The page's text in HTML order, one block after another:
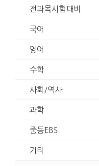
전과목시험대비
국어
영어
수학
사회/역사
과학
중등EBS
기타